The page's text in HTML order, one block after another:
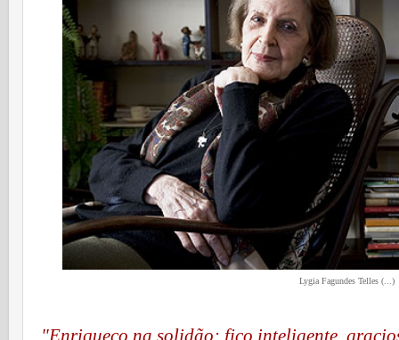
Lygia Fagundes Telles (...)
"Enriqueço na solidão: fico inteligente,